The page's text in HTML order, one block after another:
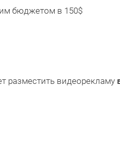
бюджетом в 150$
разместить видеорекламу